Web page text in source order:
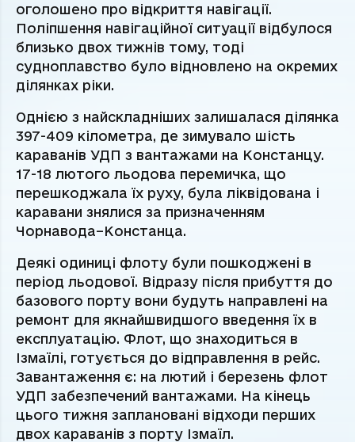
оголошено про відкриття навігації.
Поліпшення навігаційної ситуації відбулося
близько двох тижнів тому, тоді
судноплавство було відновлено на окремих
ділянках ріки.
Однією з найскладніших залишалася ділянка
397-409 кілометра, де зимувало шість
караванів УДП з вантажами на Констанцу.
17-18 лютого льодова перемичка, що
перешкоджала їх руху, була ліквідована і
каравани знялися за призначенням
Чорнавода–Констанца.
Деякі одиниці флоту були пошкоджені в
період льодової. Відразу після прибуття до
базового порту вони будуть направлені на
ремонт для якнайшвидшого введення їх в
експлуатацію. Флот, що знаходиться в
Ізмаїлі, готується до відправлення в рейс.
Завантаження є: на лютий і березень флот
УДП забезпечений вантажами. На кінець
цього тижня заплановані відходи перших
двох караванів з порту Ізмаїл.